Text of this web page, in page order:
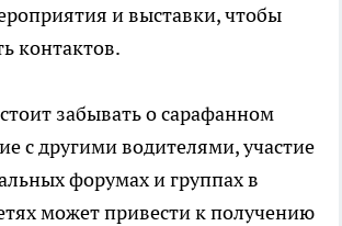
и выставки, чтобы
контактов.
забывать о сарафанном
с другими водителями, участие
форумах и группах в
может привести к получению